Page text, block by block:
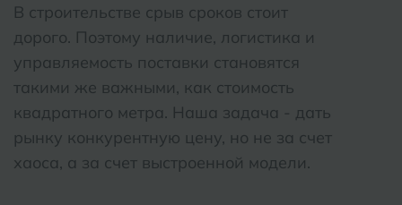
В строительстве срыв сроков стоит
дорого. Поэтому наличие, логистика и
управляемость поставки становятся
такими же важными, как стоимость
квадратного метра. Наша задача - дать
рынку конкурентную цену, но не за счет
хаоса, а за счет выстроенной модели.